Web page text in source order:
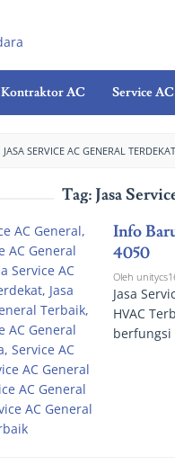
Kontraktor AC Service AC
JASA SERVICE AC GENERAL TERDEKAT
Tag: Jasa
Info
4050
Oleh
Jasa
HVAC